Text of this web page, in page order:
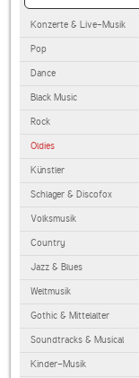
Konzerte & Live-Musik
Pop
Dance
Black Music
Rock
Oldies
Künstler
Schlager & Discofox
Volksmusik
Country
Jazz & Blues
Weltmusik
Gothic & Mittelalter
Soundtracks & Musical
Kinder-Musik